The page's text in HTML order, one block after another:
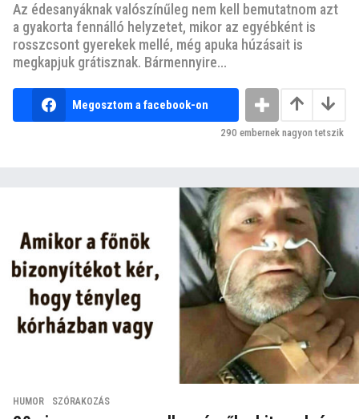
Az édesanyáknak valószínűleg nem kell bemutatnom azt
a gyakorta fennálló helyzetet, mikor az egyébként is
rosszcsont gyerekek mellé, még apuka húzásait is
megkapjuk grátisznak. Bármennyire...
Megosztom a facebook-on
290 embernek nagyon tetszik
HUMOR ,SZÓRAKOZÁS